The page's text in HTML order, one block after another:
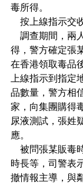
毒所得。
按上線指示交
調查期間，兩
得，警方確定張
在香港領取毒品
上線指示到指定
品數量，警方相
家，向集團購得
尿液測試，張姓
應。
被問張某販毒
時長等，司警表
撤情報主導，與